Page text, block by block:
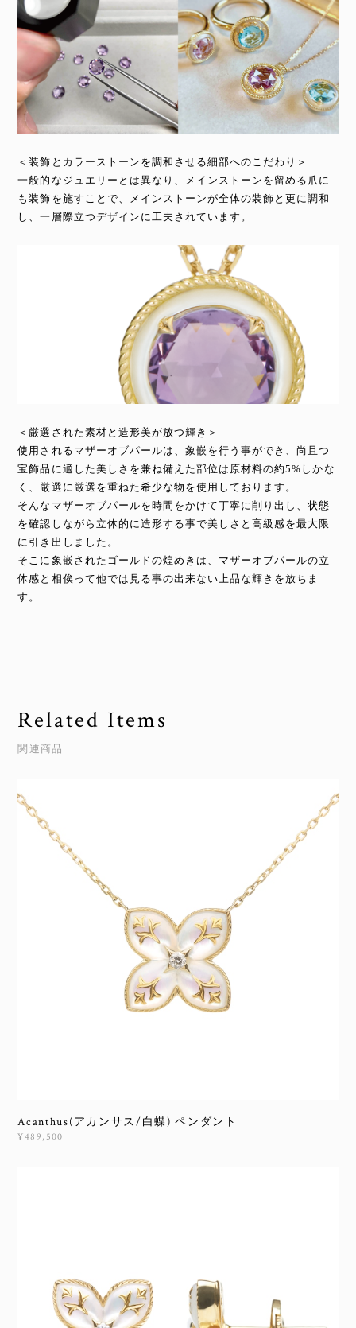
＜装飾とカラーストーンを調和させる細部へのこだわり＞
一般的なジュエリーとは異なり、メインストーンを留める爪に
も装飾を施すことで、メインストーンが全体の装飾と更に調和
し、一層際立つデザインに工夫されています。
＜厳選された素材と造形美が放つ輝き＞
使用されるマザーオブパールは、象嵌を行う事ができ、尚且つ
宝飾品に適した美しさを兼ね備えた部位は原材料の約5%しかな
く、厳選に厳選を重ねた希少な物を使用しております。
そんなマザーオブパールを時間をかけて丁寧に削り出し、状態
を確認しながら立体的に造形する事で美しさと高級感を最大限
に引き出しました。
そこに象嵌されたゴールドの煌めきは、マザーオブパールの立
体感と相俟って他では見る事の出来ない上品な輝きを放ちま
す。
Related Items
関連商品
Acanthus(アカンサス/白蝶) ペンダント
¥489,500